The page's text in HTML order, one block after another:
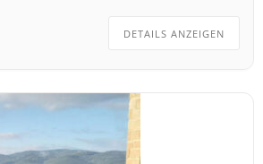
DETAILS ANZEIGEN